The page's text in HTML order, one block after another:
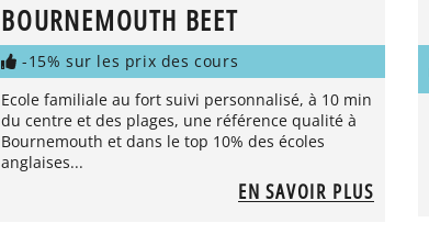
BOURNEMOUTH BEET
-15% sur les prix des cours
Ecole familiale au fort suivi personnalisé, à 10 min
du centre et des plages, une référence qualité à
Bournemouth et dans le top 10% des écoles
anglaises...
EN SAVOIR PLUS